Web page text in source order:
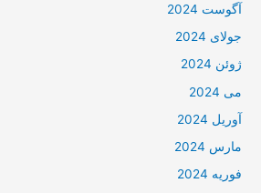
آگوست 2024
جولای 2024
ژوئن 2024
می 2024
آوریل 2024
مارس 2024
فوریه 2024